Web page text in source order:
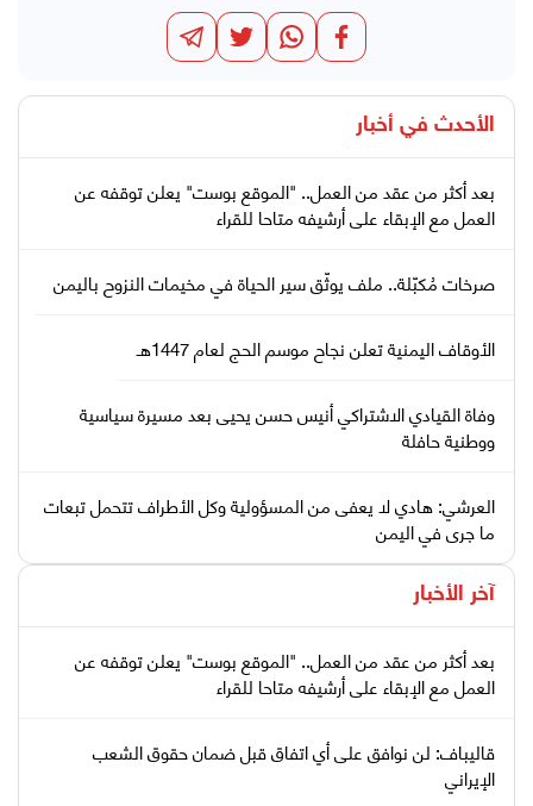
الأحدث في أخبار
بعد أكثر من عقد من العمل.. "الموقع بوست" يعلن توقفه عن
العمل مع الإبقاء على أرشيفه متاحا للقراء
صرخات مُكبّلة.. ملف يوثّق سير الحياة في مخيمات النزوح باليمن
الأوقاف اليمنية تعلن نجاح موسم الحج لعام 1447هـ
وفاة القيادي الاشتراكي أنيس حسن يحيى بعد مسيرة سياسية
ووطنية حافلة
العرشي: هادي لا يعفى من المسؤولية وكل الأطراف تتحمل تبعات
ما جرى في اليمن
آخر الأخبار
بعد أكثر من عقد من العمل.. "الموقع بوست" يعلن توقفه عن
العمل مع الإبقاء على أرشيفه متاحا للقراء
قاليباف: لن نوافق على أي اتفاق قبل ضمان حقوق الشعب
الإيراني